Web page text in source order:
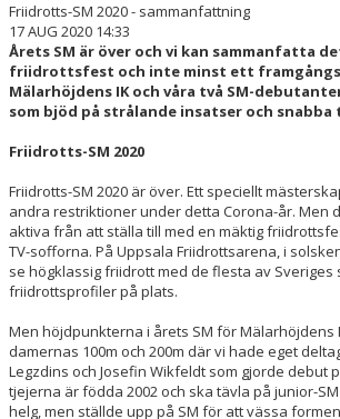
Friidrotts-SM 2020 - sammanfattning
17 AUG 2020 14:33
Årets SM är över och vi kan sammanfatta
friidrottsfest och inte minst ett
Mälarhöjdens IK och våra två SM-
som bjöd på strålande insatser och snabba
Friidrotts-SM 2020
Friidrotts-SM 2020 är över. Ett speciellt
andra restriktioner under detta Corona-år. Men
aktiva från att ställa till med en mäktig
TV-sofforna. På Uppsala Friidrottsarena, i
se högklassig friidrott med de flesta av Sveriges
friidrottsprofiler på plats.
Men höjdpunkterna i årets SM för Mälarhöjdens
damernas 100m och 200m där vi hade eget
Legzdins och Josefin Wikfeldt som gjorde debut
tjejerna är födda 2002 och ska tävla på junior-
helg, men ställde upp på SM för att vässa